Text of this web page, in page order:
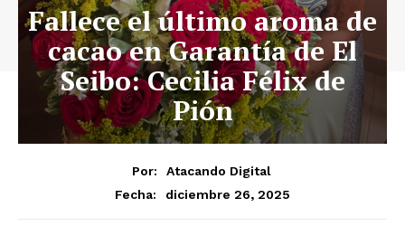
Fallece el último aroma de
cacao en Garantía de El
Seibo: Cecilia Félix de
Pión
Por:
Atacando Digital
Fecha:
diciembre 26, 2025